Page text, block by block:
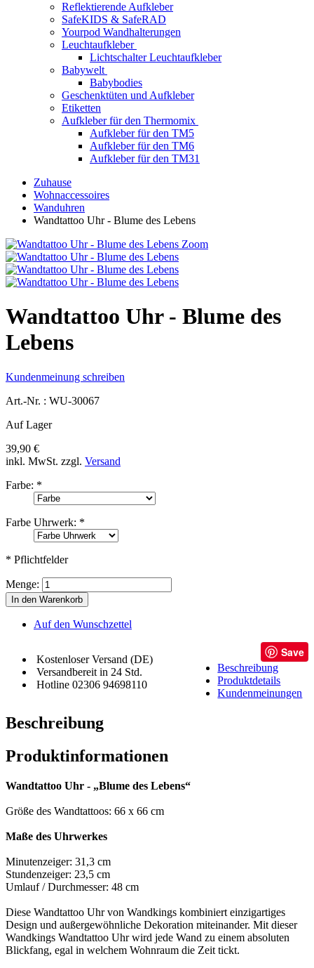
Reflektierende Aufkleber
SafeKIDS & SafeRAD
Yourpod Wandhalterungen
Leuchtaufkleber
Lichtschalter Leuchtaufkleber
Babywelt
Babybodies
Geschenktüten und Aufkleber
Etiketten
Aufkleber für den Thermomix
Aufkleber für den TM5
Aufkleber für den TM6
Aufkleber für den TM31
Zuhause
Wohnaccessoires
Wanduhren
Wandtattoo Uhr - Blume des Lebens
Zoom
Wandtattoo Uhr - Blume des
Lebens
Kundenmeinung schreiben
Art.-Nr. : WU-30067
Auf Lager
39,90 €
inkl. MwSt. zzgl. Versand
Farbe: *
Farbe Uhrwerk: *
* Pflichtfelder
Menge:
In den Warenkorb
Auf den Wunschzettel
Kostenloser Versand (DE)
Versandbereit in 24 Std.
Hotline 02306 94698110
Save
Beschreibung
Produktdetails
Kundenmeinungen
Beschreibung
Produktinformationen
Wandtattoo Uhr - „Blume des Lebens“
Größe des Wandtattoos: 66 x 66 cm
Maße des Uhrwerkes
Minutenzeiger: 31,3 cm
Stundenzeiger: 23,5 cm
Umlauf / Durchmesser: 48 cm
Diese Wandtattoo Uhr von Wandkings kombiniert einzigartiges
Design und außergewöhnliche Dekoration miteinander. Mit dieser
Wandkings Wandtattoo Uhr wird jede Wand zu einem absoluten
Blickfang, egal in welchem Wohnraum die Zeit tickt.